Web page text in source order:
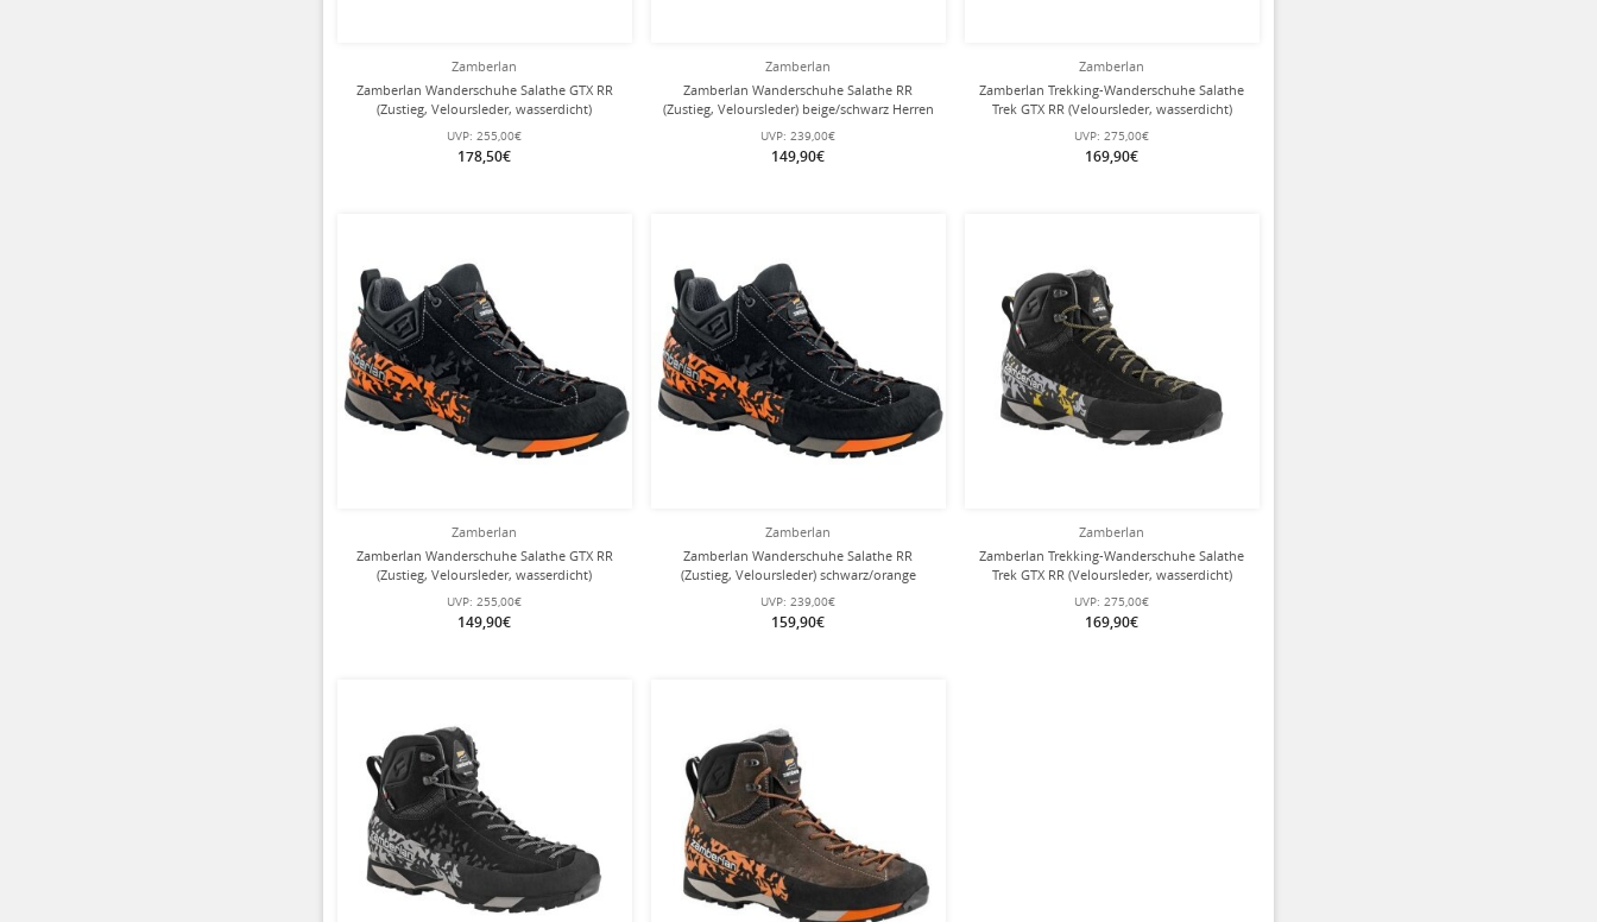
Zamberlan
Zamberlan Wanderschuhe Salathe GTX RR
(Zustieg, Veloursleder, wasserdicht)
UVP: 255,00€
178,50€
Zamberlan
Zamberlan Wanderschuhe Salathe RR
(Zustieg, Veloursleder) beige/schwarz Herren
UVP: 239,00€
149,90€
Zamberlan
Zamberlan Trekking-Wanderschuhe Salathe
Trek GTX RR (Veloursleder, wasserdicht)
UVP: 275,00€
169,90€
Zamberlan
Zamberlan Wanderschuhe Salathe GTX RR
(Zustieg, Veloursleder, wasserdicht)
UVP: 255,00€
149,90€
Zamberlan
Zamberlan Wanderschuhe Salathe RR
(Zustieg, Veloursleder) schwarz/orange
UVP: 239,00€
159,90€
Zamberlan
Zamberlan Trekking-Wanderschuhe Salathe
Trek GTX RR (Veloursleder, wasserdicht)
UVP: 275,00€
169,90€